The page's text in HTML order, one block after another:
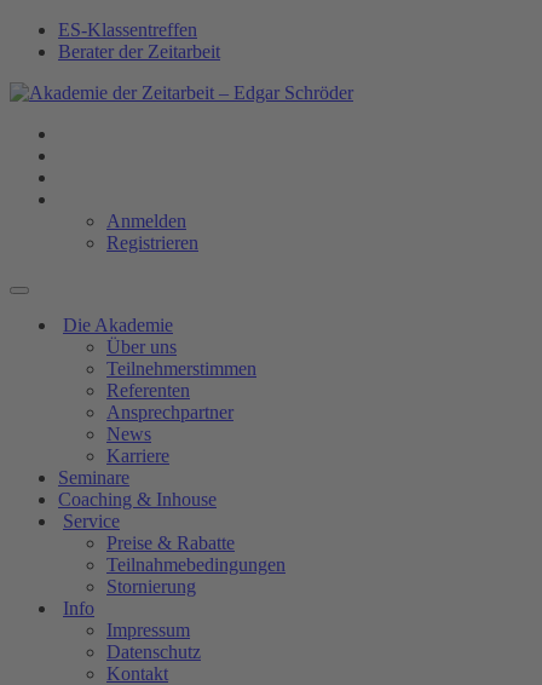
ES-Klassentreffen
Berater der Zeitarbeit
Anmelden
Registrieren
Die Akademie
Über uns
Teilnehmerstimmen
Referenten
Ansprechpartner
News
Karriere
Seminare
Coaching & Inhouse
Service
Preise & Rabatte
Teilnahmebedingungen
Stornierung
Info
Impressum
Datenschutz
Kontakt